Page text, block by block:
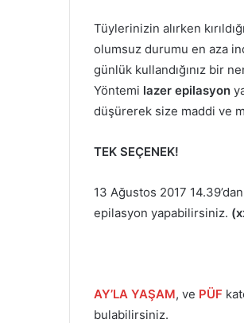
Tüylerinizin alırken
olumsuz durumu en aza
günlük kullandığınız bir
Yöntemi lazer epilasyon
düşürerek size maddi ve
TEK SEÇENEK!
13 Ağustos 2017
epilasyon yapabilirsiniz.
AY’LA YAŞAM, ve PÜF
bulabilirsiniz.